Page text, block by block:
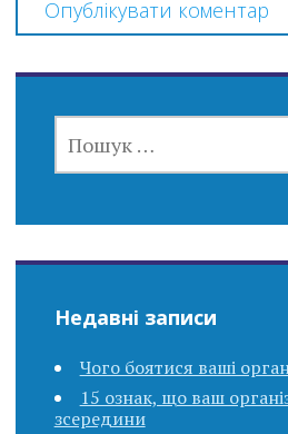
Недавні записи
Чого боятися ваші
15 ознак, що ваш
зсередини